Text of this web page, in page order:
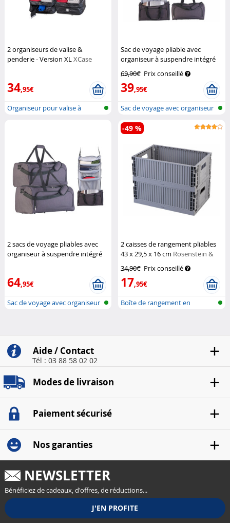
2 organiseurs de valise &
penderie - Version XLXCase
34,95€
Organiseur pour valise à
Sac de voyage pliable avec
organiseur à suspendre intégré
69,90€ Prix conseillé
39,95€
Sac de voyage avec organiseur
de li...
2 sacs de voyage pliables avec
organiseur à suspendre intégré
64,95€
Sac de voyage avec organiseur
2 caisses de rangement pliables
43 x 29,5 x 16 cm Rosenstein &
34,90€ Prix conseillé
17,95€
-49 %
Boîte de rangement en
Aide / Contact
Tél : 03 88 58 02 02
Modes de livraison
Paiement sécurisé
Nos garanties
NEWSLETTER
Bénéficiez de cadeaux, d'offres, de réductions...